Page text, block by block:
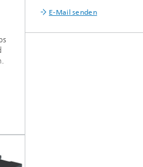
E-Mail senden